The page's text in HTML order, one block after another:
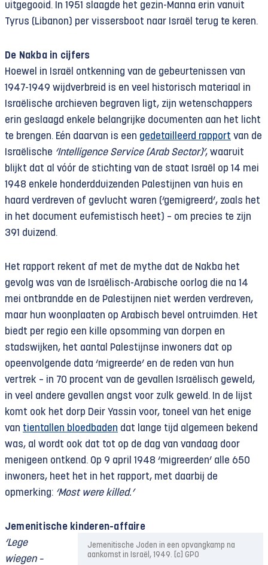
uitgegooid. In 1951 slaagde het gezin-Manna erin vanuit
Tyrus (Libanon) per vissersboot naar Israël terug te keren.
De Nakba in cijfers
Hoewel in Israël ontkenning van de gebeurtenissen van
1947-1949 wijdverbreid is en veel historisch materiaal in
Israëlische archieven begraven ligt, zijn wetenschappers
erin geslaagd enkele belangrijke documenten aan het licht
te brengen. Eén daarvan is een gedetailleerd rapport van de
Israëlische ‘Intelligence Service (Arab Sector)’, waaruit
blijkt dat al vóór de stichting van de staat Israël op 14 mei
1948 enkele honderdduizenden Palestijnen van huis en
haard verdreven of gevlucht waren (‘gemigreerd’, zoals het
in het document eufemistisch heet) – om precies te zijn
391 duizend.
Het rapport rekent af met de mythe dat de Nakba het
gevolg was van de Israëlisch-Arabische oorlog die na 14
mei ontbrandde en de Palestijnen niet werden verdreven,
maar hun woonplaaten op Arabisch bevel ontruimden. Het
biedt per regio een kille opsomming van dorpen en
stadswijken, het aantal Palestijnse inwoners dat op
opeenvolgende data ‘migreerde’ en de reden van hun
vertrek – in 70 procent van de gevallen Israëlisch geweld,
in veel andere gevallen angst voor zulk geweld. In de lijst
komt ook het dorp Deir Yassin voor, toneel van het enige
van tientallen bloedbaden dat lange tijd algemeen bekend
was, al wordt ook dat tot op de dag van vandaag door
menigeen ontkend. Op 9 april 1948 ‘migreerden’ alle 650
inwoners, heet het in het rapport, met daarbij de
opmerking: ‘Most were killed.’
Jemenitische kinderen-affaire
Jemenitische Joden in een opvangkamp na
aankomst in Israël, 1949. [c] GPO
‘Lege
wiegen –